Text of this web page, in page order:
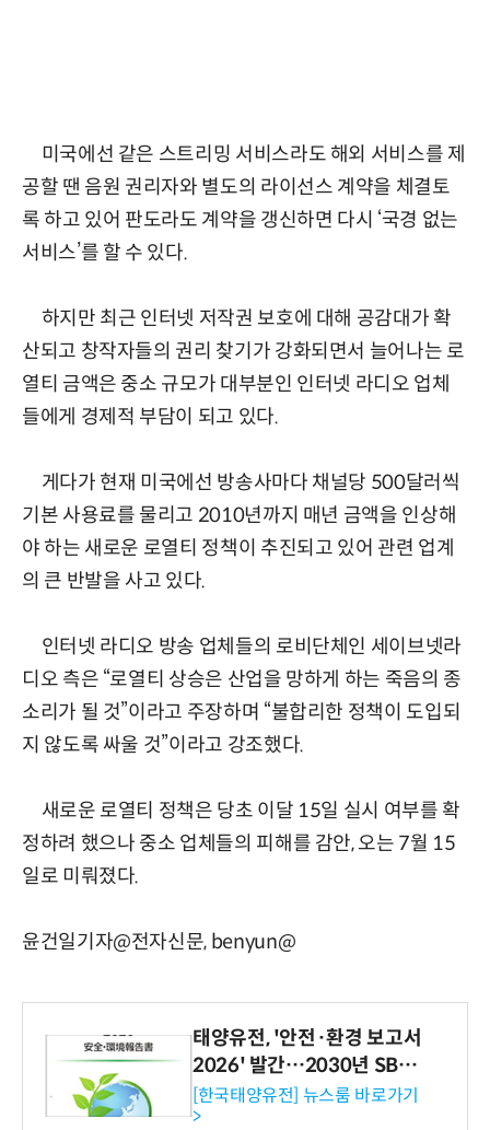
미국에선 같은 스트리밍 서비스라도 해외 서비스를 제
공할 땐 음원 권리자와 별도의 라이선스 계약을 체결토
록 하고 있어 판도라도 계약을 갱신하면 다시 ‘국경 없는
서비스’를 할 수 있다.
하지만 최근 인터넷 저작권 보호에 대해 공감대가 확
산되고 창작자들의 권리 찾기가 강화되면서 늘어나는 로
열티 금액은 중소 규모가 대부분인 인터넷 라디오 업체
들에게 경제적 부담이 되고 있다.
게다가 현재 미국에선 방송사마다 채널당 500달러씩
기본 사용료를 물리고 2010년까지 매년 금액을 인상해
야 하는 새로운 로열티 정책이 추진되고 있어 관련 업계
의 큰 반발을 사고 있다.
인터넷 라디오 방송 업체들의 로비단체인 세이브넷라
디오 측은 “로열티 상승은 산업을 망하게 하는 죽음의 종
소리가 될 것”이라고 주장하며 “불합리한 정책이 도입되
지 않도록 싸울 것”이라고 강조했다.
새로운 로열티 정책은 당초 이달 15일 실시 여부를 확
정하려 했으나 중소 업체들의 피해를 감안, 오는 7월 15
일로 미뤄졌다.
윤건일기자@전자신문, benyun@
태양유전, '안전·환경 보고서
2026' 발간…2030년 SBT
수준 온실가스 감축 추진
[한국태양유전] 뉴스룸 바로가기
>